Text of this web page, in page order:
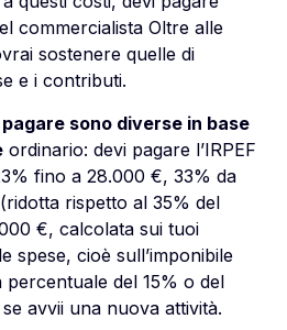
commercialista Oltre alle
sostenere quelle di
e i contributi.
sono diverse in base
ordinario: devi pagare l’IRPEF
fino a 28.000 €, 33% da
rispetto al 35% del
€, calcolata sui tuoi
spese, cioè sull’imponibile
del 15% o del
avvii una nuova attività.